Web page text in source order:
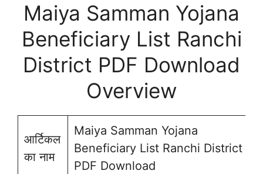
Maiya Samman Yojana
Beneficiary List Ranchi
District PDF Download
Overview
आर्टिकल
का नाम
Maiya Samman Yojana
Beneficiary List Ranchi District
PDF Download